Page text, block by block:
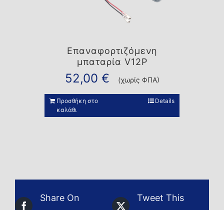
Επαναφορτιζόμενη
μπαταρία V12P
52,00 € (χωρίς ΦΠΑ)
Προσθήκη στο
καλάθι
Details
Share On
Tweet This